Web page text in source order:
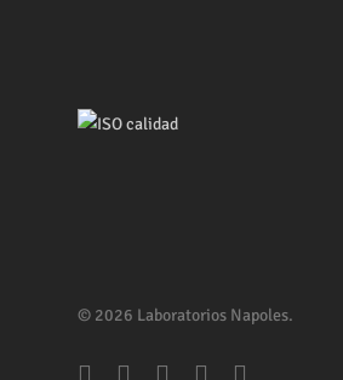
© 2026 Laboratorios Napoles.
facebookyoutubewhatsappphoneemail